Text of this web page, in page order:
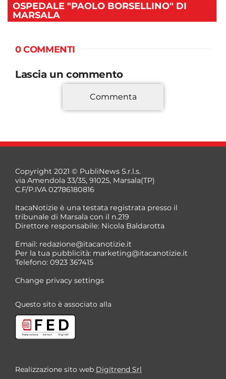
OSPEDALE "PAOLO BORSELLINO" DI
MARSALA
0 COMMENTI
Lascia un commento
*
*
Commenta
Copyright 2021 © PubliNews S.r.l.s.
via Amendola 33/35, 91025, Marsala(TP)
C.F/P.IVA 02786180816
ItacaNotizie è una testata registrata presso il
tribunale di Marsala con il n.219
Direttore responsabile: Nicola Baldarotta
Email: redazione@itacanotizie.it
Per la tua pubblicità: marketing@itacanotizie.it
Telefono: 0923 367415
Change privacy settings
Questo sito è associato alla
Realizzazione sito web Digitrend Srl